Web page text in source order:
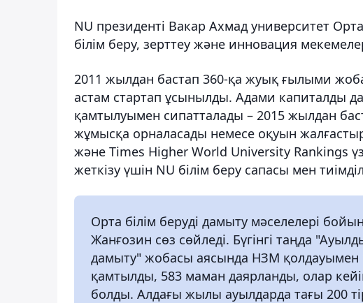
NU президенті Вакар Ахмад университет
білім беру, зерттеу және инновация
2011 жылдан бастап 360-қа жуық ғылыми
астам стартап ұсынылды. Адами капиталды
қамтылуымен сипатталады – 2015 жылдан
жұмысқа орналасады немесе оқуын
және Times Higher World University Rankings
жеткізу үшін NU білім беру сапасы мен
Орта білім беруді дамыту мәселелері
Жанғозин сөз сөйледі. Бүгінгі таңда
дамыту" жобасы аясында НЗМ қолдауымен
қамтылды, 583 маман даярланды, олар
болды. Алдағы жылы ауылдарда тағы 200